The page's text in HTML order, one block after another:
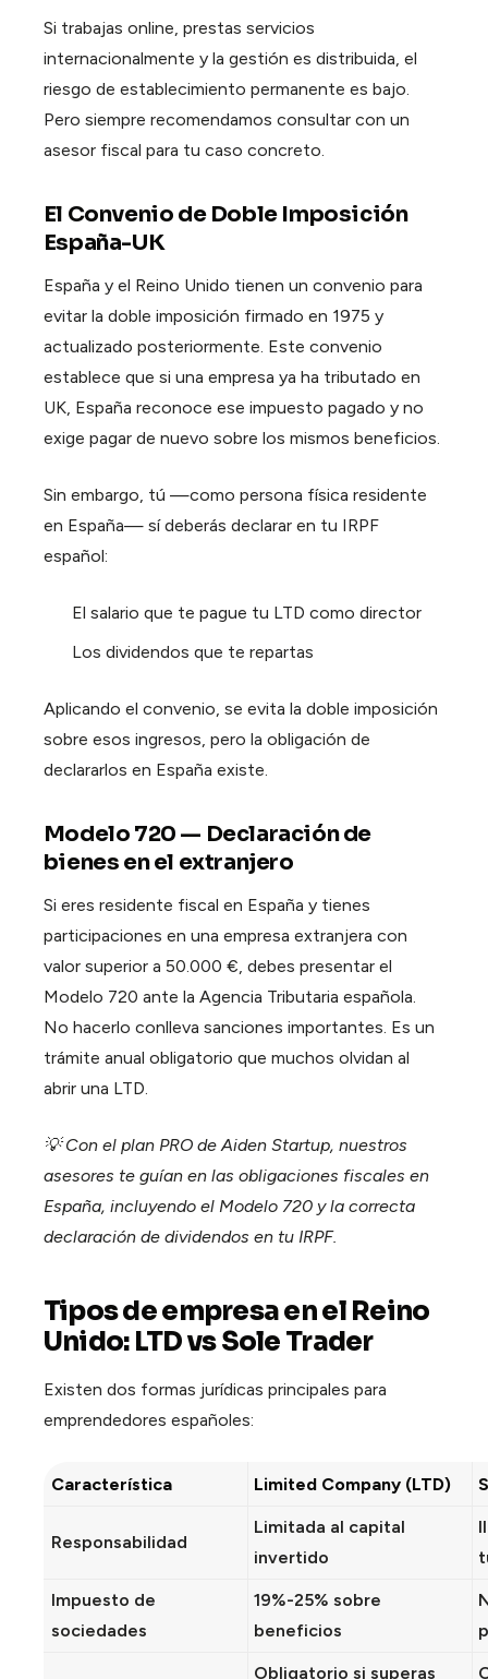
Si trabajas online, prestas servicios
internacionalmente y la gestión es distribuida, el
riesgo de establecimiento permanente es bajo.
Pero siempre recomendamos consultar con un
asesor fiscal para tu caso concreto.
El Convenio de Doble Imposición
España-UK
España y el Reino Unido tienen un convenio para
evitar la doble imposición firmado en 1975 y
actualizado posteriormente. Este convenio
establece que si una empresa ya ha tributado en
UK, España reconoce ese impuesto pagado y no
exige pagar de nuevo sobre los mismos beneficios.
Sin embargo, tú —como persona física residente
en España— sí deberás declarar en tu IRPF
español:
El salario que te pague tu LTD como director
Los dividendos que te repartas
Aplicando el convenio, se evita la doble imposición
sobre esos ingresos, pero la obligación de
declararlos en España existe.
Modelo 720 — Declaración de
bienes en el extranjero
Si eres residente fiscal en España y tienes
participaciones en una empresa extranjera con
valor superior a 50.000 €, debes presentar el
Modelo 720 ante la Agencia Tributaria española.
No hacerlo conlleva sanciones importantes. Es un
trámite anual obligatorio que muchos olvidan al
abrir una LTD.
💡 Con el plan PRO de Aiden Startup, nuestros
asesores te guían en las obligaciones fiscales en
España, incluyendo el Modelo 720 y la correcta
declaración de dividendos en tu IRPF.
Tipos de empresa en el Reino
Unido: LTD vs Sole Trader
Existen dos formas jurídicas principales para
emprendedores españoles:
Característica Limited Company (LTD)
Responsabilidad
Limitada al capital
invertido
Impuesto de
sociedades
19%-25% sobre
beneficios
Obligatorio si superas